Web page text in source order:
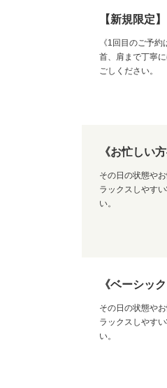
【新規限定
《1回目のご予
首、肩まで丁寧
ごしください。
《お忙しい
その日の状態や
ラックスしやす
い。
《ベーシッ
その日の状態や
ラックスしやす
い。